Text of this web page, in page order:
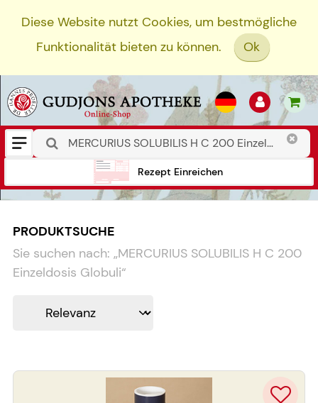
Diese Website nutzt Cookies, um bestmögliche
Funktionalität bieten zu können.
Ok
Rezept Einreichen
PRODUKTSUCHE
Sie suchen nach: „MERCURIUS SOLUBILIS H C 200
Einzeldosis Globuli“